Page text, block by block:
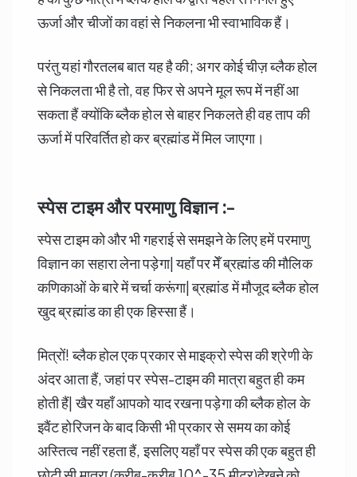
ऊर्जा और चीजों का वहां से निकलना भी स्वाभाविक हैं।
परंतु यहां गौरतलब बात यह है की; अगर कोई चीज़ ब्लैक होल
से निकलता भी है तो, वह फिर से अपने मूल रूप में नहीं आ
सकता हैं क्योंकि ब्लैक होल से बाहर निकलते ही वह ताप की
ऊर्जा में परिवर्तित हो कर ब्रह्मांड में मिल जाएगा।
स्पेस टाइम और परमाणु विज्ञान :-
स्पेस टाइम को और भी गहराई से समझने के लिए हमें परमाणु
विज्ञान का सहारा लेना पड़ेगा| यहाँ पर मेँ ब्रह्मांड की मौलिक
कणिकाओं के बारे में चर्चा करूंगा| ब्रह्मांड में मौजूद ब्लैक होल
खुद ब्रह्मांड का ही एक हिस्सा हैं।
मित्रों! ब्लैक होल एक प्रकार से माइक्रो स्पेस की श्रेणी के
अंदर आता हैं, जहां पर स्पेस-टाइम की मात्रा बहुत ही कम
होती हैं| खैर यहाँ आपको याद रखना पड़ेगा की ब्लैक होल के
इवैंट होरिजन के बाद किसी भी प्रकार से समय का कोई
अस्तित्व नहीं रहता हैं, इसलिए यहाँ पर स्पेस की एक बहुत ही